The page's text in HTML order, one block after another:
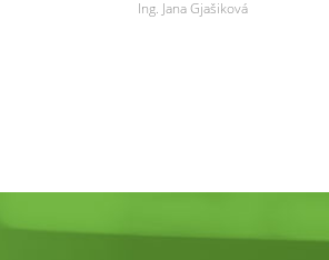
rozhovor či náběr u klienta.
Ing. Jana Gjašiková